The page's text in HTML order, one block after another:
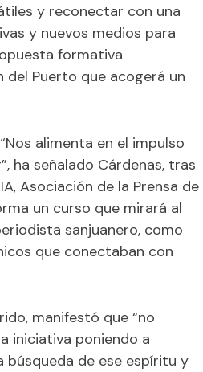
y reconectar con una
y nuevos medios para
formativa
del Puerto que acogerá un
alimenta en el impulso
ha señalado Cárdenas, tras
Asociación de la Prensa de
un curso que mirará al
sanjuanero, como
que conectaban con
manifestó que “no
iniciativa poniendo a
búsqueda de ese espíritu y